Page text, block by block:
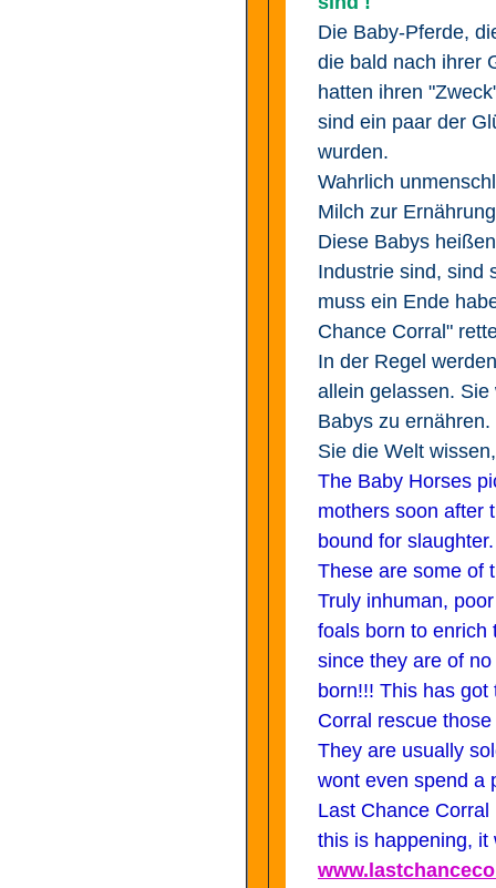
Die Baby-Pferde,
die bald nach ihrer
hatten ihren
sind ein paar der
wurden.
Wahrlich
Milch zur
Diese Babys
Industrie sind, sind
muss ein Ende
Chance Corral"
In der Regel
allein gelassen.
Babys zu
Sie die Welt
The Baby Horses
mothers soon after
bound for slaughter.
These are some of
Truly inhuman,
foals born to enrich
since they are of
born!!! This has
Corral rescue
They are usually
wont even spend a
Last Chance
this is happening,